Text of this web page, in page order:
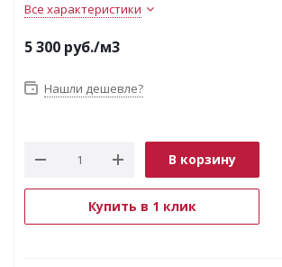
Все характеристики
5 300 руб./м3
Нашли дешевле?
В корзину
Купить в 1 клик